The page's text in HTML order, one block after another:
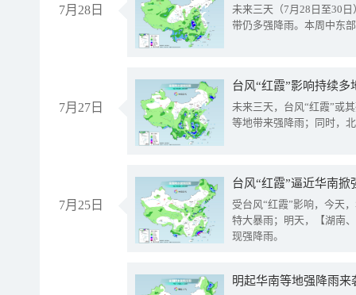
7月28日
未来三天（7月28日至30
带仍多强降雨。本周中东
7月27日
台风“红霞”影响持续
未来三天，台风“红霞”或
等地带来强降雨；同时，
7月25日
台风“红霞”逼近华南
受台风“红霞”影响，今天
特大暴雨；明天，【湖南
现强降雨。
明起华南等地强降雨